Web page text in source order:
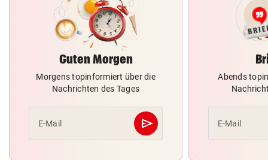
Guten Morgen
Morgens topinformiert über die
Nachrichten des Tages
E-Mail send
Abschicken
Abends
E-Mail